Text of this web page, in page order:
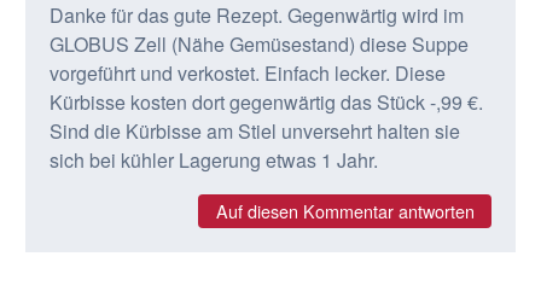
Danke für das gute Rezept. Gegenwärtig wird im
GLOBUS Zell (Nähe Gemüsestand) diese Suppe
vorgeführt und verkostet. Einfach lecker. Diese
Kürbisse kosten dort gegenwärtig das Stück -,99 €.
Sind die Kürbisse am Stiel unversehrt halten sie
sich bei kühler Lagerung etwas 1 Jahr.
Auf diesen Kommentar antworten